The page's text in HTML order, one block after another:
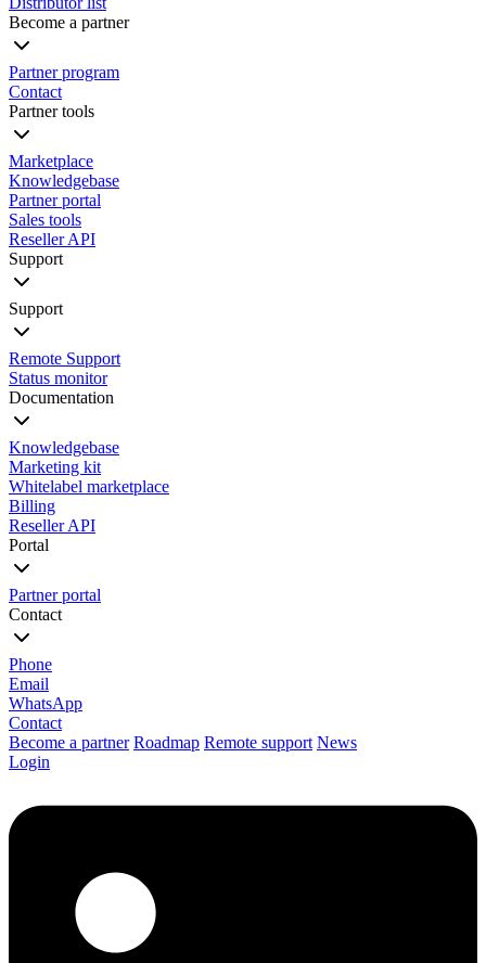
Become a partner
Partner program
Contact
Partner tools
Marketplace
Knowledgebase
Partner portal
Sales tools
Reseller API
Support
Support
Remote Support
Status monitor
Documentation
Knowledgebase
Marketing kit
Whitelabel marketplace
Billing
Reseller API
Portal
Partner portal
Contact
Phone
Email
WhatsApp
Contact
Become a partner Roadmap Remote support News
Login